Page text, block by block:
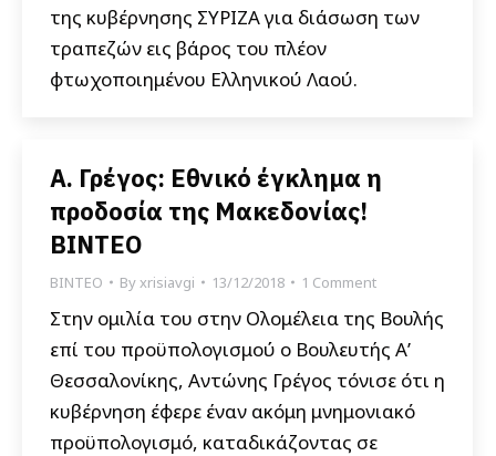
της κυβέρνησης ΣΥΡΙΖΑ για διάσωση των
τραπεζών εις βάρος του πλέον
φτωχοποιημένου Ελληνικού Λαού.
Α. Γρέγος: Εθνικό έγκλημα η
προδοσία της Μακεδονίας!
ΒΙΝΤΕΟ
ΒΙΝΤΕΟ Byxrisiavgi 13/12/2018 1 Comment
Στην ομιλία του στην Ολομέλεια της Βουλής
επί του προϋπολογισμού ο Βουλευτής Α’
Θεσσαλονίκης, Αντώνης Γρέγος τόνισε ότι η
κυβέρνηση έφερε έναν ακόμη μνημονιακό
προϋπολογισμό, καταδικάζοντας σε